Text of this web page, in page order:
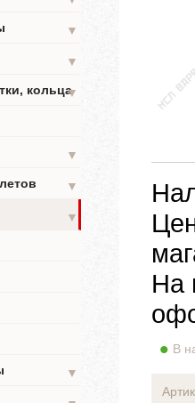
▼
▼
кольца▼
▼
▼
▼
▼
На
В